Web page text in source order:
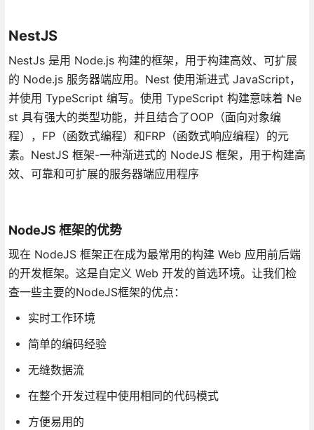
NestJS
NestJs 是用 Node.js 构建的框架，用于构建高效、可扩展
的 Node.js 服务器端应用。Nest 使用渐进式 JavaScript，
并使用 TypeScript 编写。使用 TypeScript 构建意味着 Ne
st 具有强大的类型功能，并且结合了OOP（面向对象编
程），FP（函数式编程）和FRP（函数式响应编程）的元
素。NestJS 框架-一种渐进式的 NodeJS 框架，用于构建高
效、可靠和可扩展的服务器端应用程序
NodeJS 框架的优势
现在 NodeJS 框架正在成为最常用的构建 Web 应用前后端
的开发框架。这是自定义 Web 开发的首选环境。让我们检
查一些主要的NodeJS框架的优点：
实时工作环境
简单的编码经验
无缝数据流
在整个开发过程中使用相同的代码模式
方便易用的